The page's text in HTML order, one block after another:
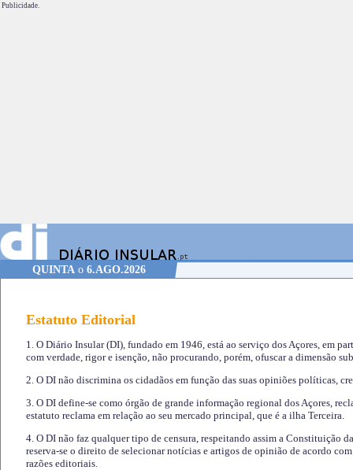
Publicidade.
QUINTAo 6.AGO.2026
Estatuto Editorial
1. O Diário Insular (DI), fundado em 1946, está ao serviço dos Açores, em
com verdade, rigor e isenção, não procurando, porém, ofuscar a dimensão
2. O DI não discrimina os cidadãos em função das suas opiniões políticas,
3. O DI define-se como órgão de grande informação regional dos Açores,
estatuto reclama em relação ao seu mercado principal, que é a ilha Terceira.
4. O DI não faz qualquer tipo de censura, respeitando assim a Constituição
reserva-se o direito de selecionar notícias e artigos de opinião de acordo
razões editoriais.